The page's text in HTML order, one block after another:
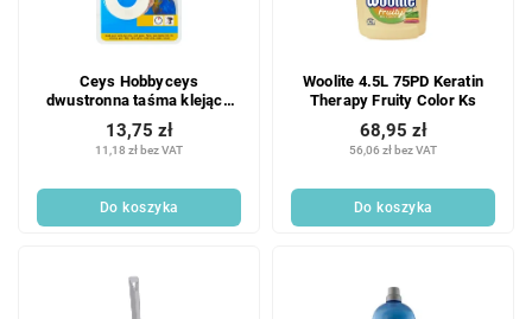
Ceys Hobbyceys
dwustronna taśma klejąca
15 mm x 2 m
11,18 zł bez VAT
13,75 zł
Do koszyka
Woolite 4.5L 75PD Keratin
Therapy Fruity Color Ks
56,06 zł bez VAT
68,95 zł
Do koszyka